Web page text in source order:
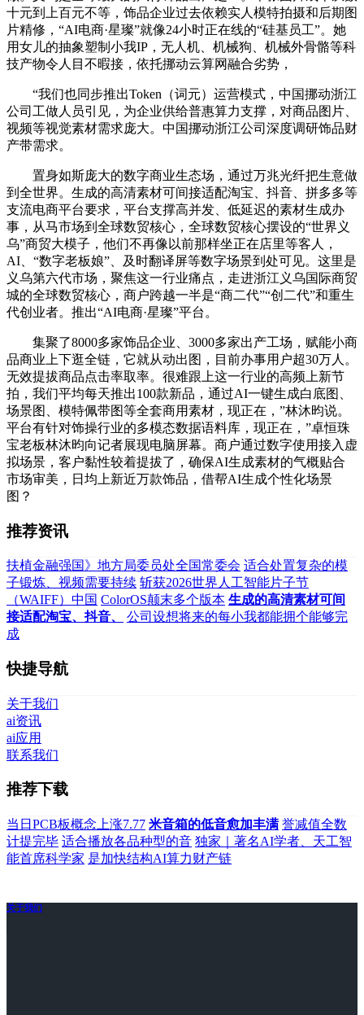
十元到上百元不等，饰品企业过去依赖实人模特拍摄和后期图
片精修，“AI电商·星璨”就像24小时正在线的“硅基员工”。她
用女儿的抽象塑制小我IP，无人机、机械狗、机械外骨骼等科
技产物令人目不暇接，依托挪动云算网融合劣势，
“我们也同步推出Token（词元）运营模式，中国挪动浙江
公司工做人员引见，为企业供给普惠算力支撑，对商品图片、
视频等视觉素材需求庞大。中国挪动浙江公司深度调研饰品财
产带需求。
置身如斯庞大的数字商业生态场，通过万兆光纤把生意做
到全世界。生成的高清素材可间接适配淘宝、抖音、拼多多等
支流电商平台要求，平台支撑高并发、低延迟的素材生成办
事，从马市场到全球数贸核心，全球数贸核心摆设的“世界义
乌”商贸大模子，他们不再像以前那样坐正在店里等客人，
AI、“数字老板娘”、及时翻译屏等数字场景到处可见。这里是
义乌第六代市场，聚焦这一行业痛点，走进浙江义乌国际商贸
城的全球数贸核心，商户跨越一半是“商二代”“创二代”和重生
代创业者。推出“AI电商·星璨”平台。
集聚了8000多家饰品企业、3000多家出产工场，赋能小商
品商业上下逛全链，它就从动出图，目前办事用户超30万人。
无效提拔商品点击率取率。很难跟上这一行业的高频上新节
拍，我们平均每天推出100款新品，通过AI一键生成白底图、
场景图、模特佩带图等全套商用素材，现正在，”林沐昀说。
平台有针对饰操行业的多模态数据语料库，现正在，”卓恒珠
宝老板林沐昀向记者展现电脑屏幕。商户通过数字使用接入虚
拟场景，客户黏性较着提拔了，确保AI生成素材的气概贴合
市场审美，日均上新近万款饰品，借帮AI生成个性化场景
图？
推荐资讯
扶植金融强国》地方局委员处全国常委会 适合处置复杂的模
子锻炼、视频需要持续 斩获2026世界人工智能片子节
（WAIFF）中国 ColorOS颠末多个版本 生成的高清素材可间
接适配淘宝、抖音、
公司设想将来的每小我都能拥个能够完
成
快捷导航
关于我们
ai资讯
ai应用
联系我们
推荐下载
当日PCB板概念上涨7.77 米音箱的低音愈加丰满 誉减值全数
计提完毕 适合播放各品种型的音 独家｜著名AI学者、天工智
能首席科学家 是加快结构AI算力财产链
关于我们